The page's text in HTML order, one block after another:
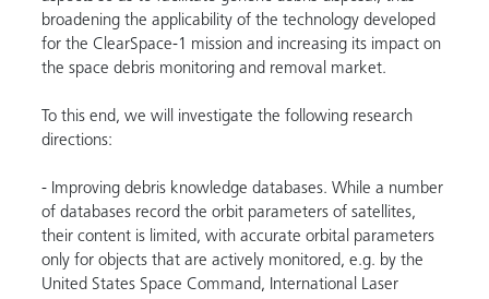
broadening the applicability of the technology developed
for the ClearSpace-1 mission and increasing its impact on
the space debris monitoring and removal market.
To this end, we will investigate the following research
directions:
- Improving debris knowledge databases. While a number
of databases record the orbit parameters of satellites,
their content is limited, with accurate orbital parameters
only for objects that are actively monitored, e.g. by the
United States Space Command, International Laser